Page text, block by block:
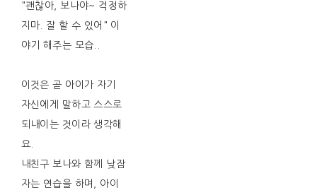
"괜찮아, 보나야~ 걱정하
지마. 잘 할 수 있어" 이
야기 해주는 모습..
이것은 곧 아이가 자기
자신에게 말하고 스스로
되내이는 것이라 생각해
요.
내친구 보나와 함께 낮잠
자는 연습을 하며, 아이